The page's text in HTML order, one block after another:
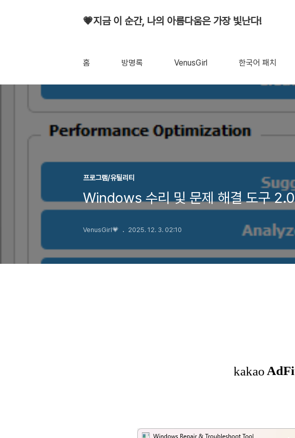
💗지금 이 순간, 나의 아름다움은 가장 빛난다!
홈 방명록 VenusGirl 한국어 패치
프로그램/유틸리티
Windows 수리 및 문제 해결 도구 2.0
VenusGirl💗 2025. 12. 3. 02:10